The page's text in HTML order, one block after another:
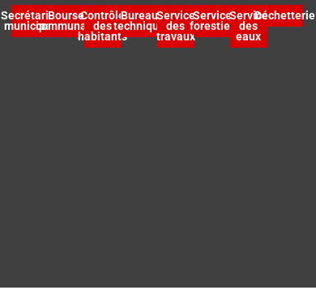
Secrétariat
municipal
Bourse
communale
Contrôle
des
habitants
Bureau
technique
Service
des
travaux
Service
forestier
Service
des
eaux
Déchetterie